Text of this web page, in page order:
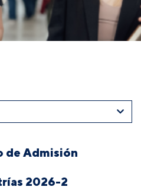
de Admisión
2026-2